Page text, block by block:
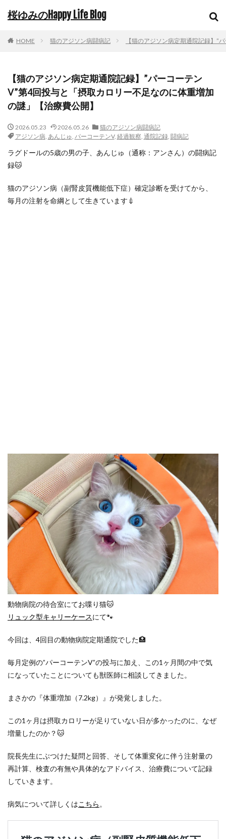
桜ゆみのHappy Life Blog
HOME 猫のアジソン病闘病記 【猫のアジソン病定期通院記録】”
【猫のアジソン病定期通院記録】”パーコーテン
V”第4回投与と「摂取カロリー不足なのに体重増加
の謎」【治療費公開】
2026.05.23 2026.05.26
猫のアジソン病闘病記
アジソン病, あんじゅ, パーコーテンV, 経過観察, 通院記録, 闘病記
ラグドールの5歳の男の子、あんじゅ（通称：アンさん）の闘病記
録🐱
猫のアジソン病（副腎皮質機能低下症）確定診断を受けてから、
毎月の注射を命綱として生きています💉
動物病院の待合室にてお喋り猫🐱
リュック型キャリーケースにて🐾
今回は、4回目の動物病院定期通院でした🏥
毎月定例の”パーコーテンV”の投与に加え、この1ヶ月間の中で気
になっていたことについても獣医師に相談してきました。
まさかの『体重増加（7.2kg）』が発覚しました。
この1ヶ月は摂取カロリーが足りていない日が多かったのに、なぜ
増量したのか？🐱
院長先生にぶつけた疑問と回答、そして体重変化に伴う注射量の
再計算、検査の有無や具体的なアドバイス、治療費について記録
していきます。
病気について詳しくはこちら 。